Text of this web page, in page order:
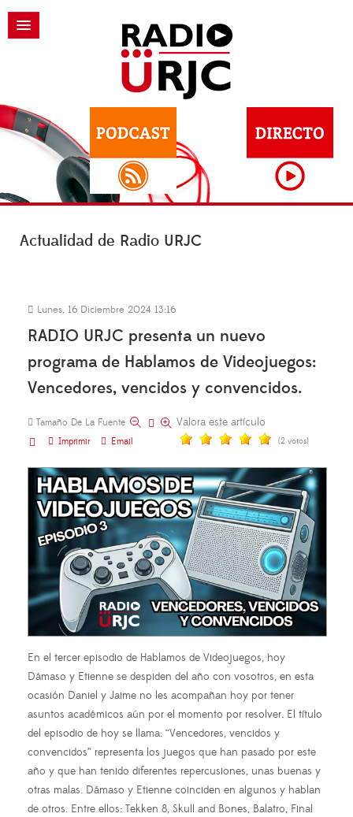
Actualidad de Radio URJC
Lunes, 16 Diciembre 2024 13:16
RADIO URJC presenta un nuevo
programa de Hablamos de Videojuegos:
Vencedores, vencidos y convencidos.
Tamaño De La Fuente
Imprimir
Email
Valora este artículo
(2 votos)
En el tercer episodio de Hablamos de Videojuegos, hoy
Dámaso y Etienne se despiden del año con vosotros, en esta
ocasión Daniel y Jaime no les acompañan hoy por tener
asuntos académicos aún por el momento por resolver. El título
del episodio de hoy se llama: “Vencedores, vencidos y
convencidos” representa los juegos que han pasado por este
año y que han tenido diferentes repercusiones, unas buenas y
otras malas. Dámaso y Etienne coinciden en algunos y hablan
de otros. Entre ellos: Tekken 8, Skull and Bones, Balatro, Final